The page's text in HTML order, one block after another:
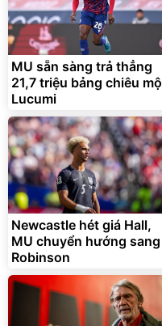
MU sẵn sàng trả thẳng
21,7 triệu bảng chiêu mộ
Lucumi
Newcastle hét giá Hall,
MU chuyển hướng sang
Robinson